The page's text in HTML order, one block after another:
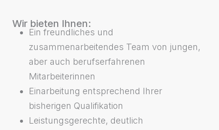
Wir bieten Ihnen:
Ein freundliches und
zusammenarbeitendes Team von jungen,
aber auch berufserfahrenen
Mitarbeiterinnen
Einarbeitung entsprechend Ihrer
bisherigen Qualifikation
Leistungsgerechte, deutlich